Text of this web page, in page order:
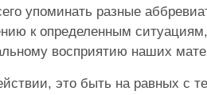
упоминать разные
к определенным ситуациям,
восприятию наших
это быть на равных с